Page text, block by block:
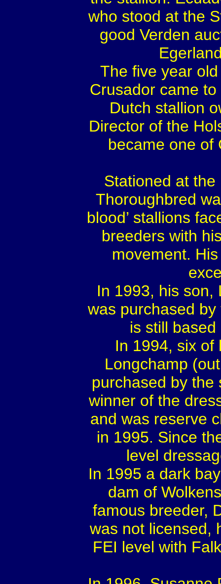
who stood at the
good Verden
The five year
Crusador came
Dutch stallion
Director of the
became one of
Stationed at
Thoroughbred
blood’ stallions
breeders with
movement.
In 1993, his son,
was purchased by
is still
In 1994, six of
Longchamp
purchased by the
winner of the
and was reserve
in 1995. Since
level
In 1995 a dark
dam of
famous breeder,
was not licensed,
FEI level with